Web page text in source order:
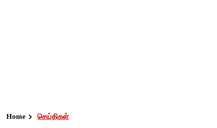
Home செய்திகள்